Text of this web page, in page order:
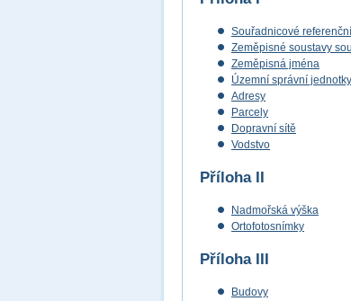
Souřadnicové
Zeměpisné soustavy
Zeměpisná jména
Územní správní jednotky
Adresy
Parcely
Dopravní sítě
Vodstvo
Příloha II
Nadmořská výška
Ortofotosnímky
Příloha III
Budovy